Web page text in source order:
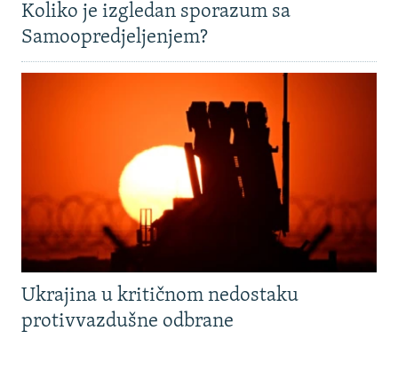
Koliko je izgledan sporazum sa
Samoopredjeljenjem?
Ukrajina u kritičnom nedostaku
protivvazdušne odbrane